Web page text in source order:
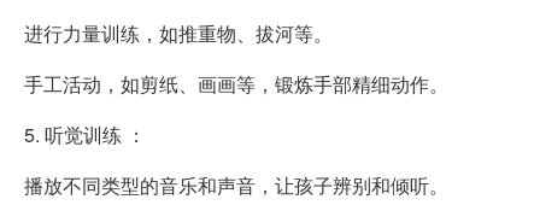
进行力量训练，如推重物、拔河等。
手工活动，如剪纸、画画等，锻炼手部精细动作。
5. 听觉训练 ：
播放不同类型的音乐和声音，让孩子辨别和倾听。